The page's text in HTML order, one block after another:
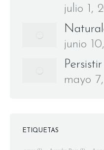
julio 1,
junio
mayo
ETIQUETAS